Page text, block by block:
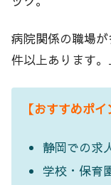
病院関係の職場
件以上あります。
【おすすめポイ
静岡での求
学校・保育